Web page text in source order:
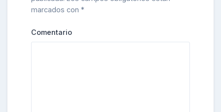
marcados con *
Comentario